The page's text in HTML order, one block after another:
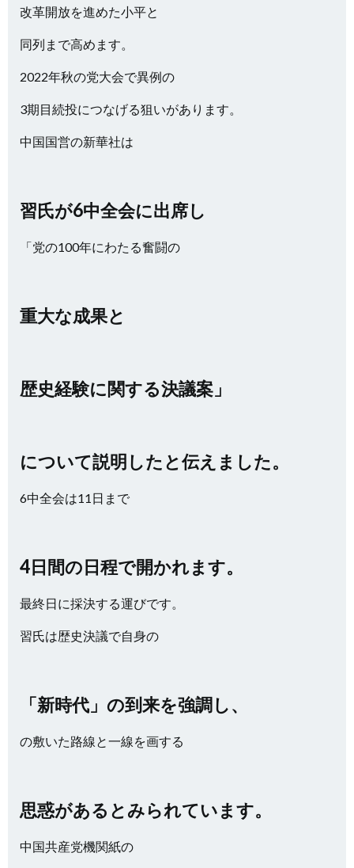
改革開放を進めた小平と
同列まで高めます。
2022年秋の党大会で異例の
3期目続投につなげる狙いがあります。
中国国営の新華社は
習氏が6中全会に出席し
「党の100年にわたる奮闘の
重大な成果と
歴史経験に関する決議案」
について説明したと伝えました。
6中全会は11日まで
4日間の日程で開かれます。
最終日に採決する運びです。
習氏は歴史決議で自身の
「新時代」の到来を強調し、
の敷いた路線と一線を画する
思惑があるとみられています。
中国共産党機関紙の